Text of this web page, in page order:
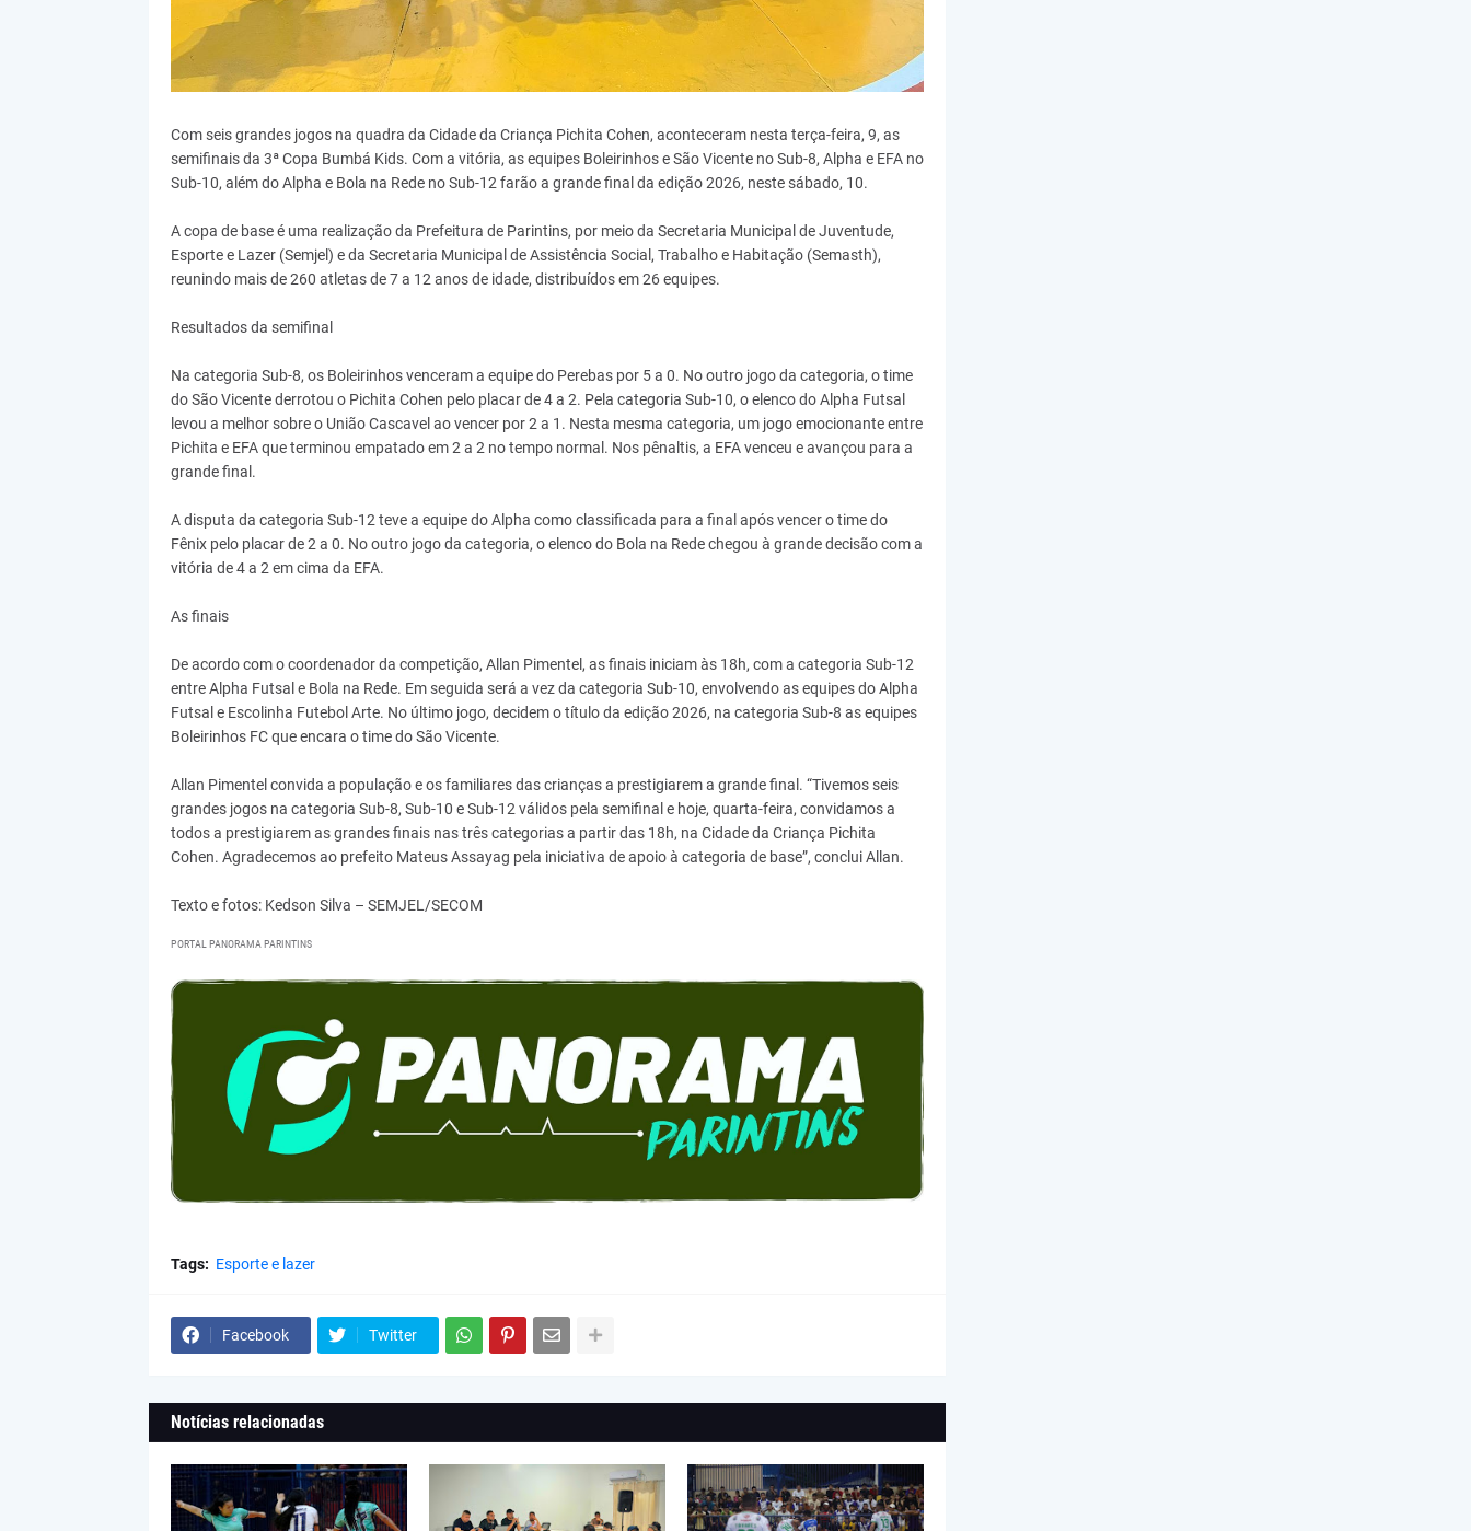
Com seis grandes jogos na quadra da Cidade da Criança Pichita Cohen, aconteceram nesta terça-feira, 9, as
semifinais da 3ª Copa Bumbá Kids. Com a vitória, as equipes Boleirinhos e São Vicente no Sub-8, Alpha e EFA no
Sub-10, além do Alpha e Bola na Rede no Sub-12 farão a grande final da edição 2026, neste sábado, 10.
A copa de base é uma realização da Prefeitura de Parintins, por meio da Secretaria Municipal de Juventude,
Esporte e Lazer (Semjel) e da Secretaria Municipal de Assistência Social, Trabalho e Habitação (Semasth),
reunindo mais de 260 atletas de 7 a 12 anos de idade, distribuídos em 26 equipes.
Resultados da semifinal
Na categoria Sub-8, os Boleirinhos venceram a equipe do Perebas por 5 a 0. No outro jogo da categoria, o time
do São Vicente derrotou o Pichita Cohen pelo placar de 4 a 2. Pela categoria Sub-10, o elenco do Alpha Futsal
levou a melhor sobre o União Cascavel ao vencer por 2 a 1. Nesta mesma categoria, um jogo emocionante entre
Pichita e EFA que terminou empatado em 2 a 2 no tempo normal. Nos pênaltis, a EFA venceu e avançou para a
grande final.
A disputa da categoria Sub-12 teve a equipe do Alpha como classificada para a final após vencer o time do
Fênix pelo placar de 2 a 0. No outro jogo da categoria, o elenco do Bola na Rede chegou à grande decisão com a
vitória de 4 a 2 em cima da EFA.
As finais
De acordo com o coordenador da competição, Allan Pimentel, as finais iniciam às 18h, com a categoria Sub-12
entre Alpha Futsal e Bola na Rede. Em seguida será a vez da categoria Sub-10, envolvendo as equipes do Alpha
Futsal e Escolinha Futebol Arte. No último jogo, decidem o título da edição 2026, na categoria Sub-8 as equipes
Boleirinhos FC que encara o time do São Vicente.
Allan Pimentel convida a população e os familiares das crianças a prestigiarem a grande final. “Tivemos seis
grandes jogos na categoria Sub-8, Sub-10 e Sub-12 válidos pela semifinal e hoje, quarta-feira, convidamos a
todos a prestigiarem as grandes finais nas três categorias a partir das 18h, na Cidade da Criança Pichita
Cohen. Agradecemos ao prefeito Mateus Assayag pela iniciativa de apoio à categoria de base”, conclui Allan.
Texto e fotos: Kedson Silva – SEMJEL/SECOM
PORTAL PANORAMA PARINTINS
Tags: Esporte e lazer
Facebook Twitter
Notícias relacionadas